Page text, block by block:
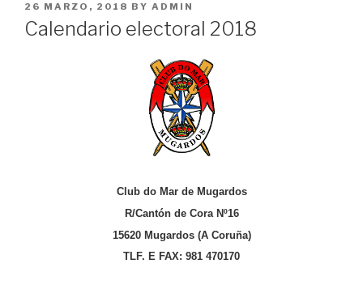
POSTED
ON
26 MARZO, 2018 BY ADMIN
Calendario electoral 2018
Club do Mar de Mugardos
R/Cantón de Cora Nº16
15620 Mugardos (A Coruña)
TLF. E FAX: 981 470170